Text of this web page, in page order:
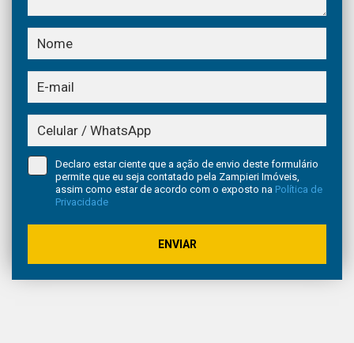
Declaro estar ciente que a ação de envio deste formulário
permite que eu seja contatado pela Zampieri Imóveis,
assim como estar de acordo com o exposto na Política de
Privacidade
ENVIAR